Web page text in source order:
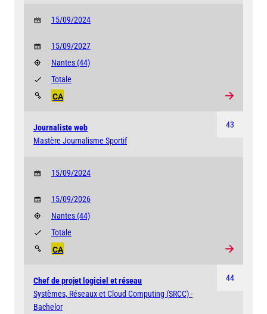
15/09/2024
15/09/2027
Nantes (44)
CA
Totale
43
Journaliste web
Mastère Journalisme Sportif
15/09/2024
15/09/2026
Nantes (44)
CA
Totale
44
Chef de projet logiciel et réseau
Systèmes, Réseaux et Cloud Computing (SRCC) -
Bachelor